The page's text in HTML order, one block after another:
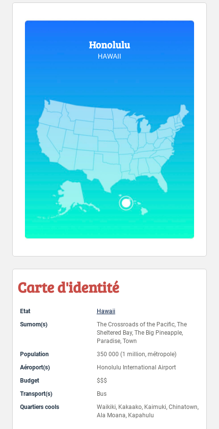
Honolulu
HAWAII
Carte d'identité
Etat
Hawaii
Surnom(s)
The Crossroads of the Pacific, The
Sheltered Bay, The Big Pineapple,
Paradise, Town
Population
350 000 (1 million, métropole)
Aéroport(s)
Honolulu International Airport
Budget
$$$
Transport(s)
Bus
Quartiers cools
Waikiki, Kakaako, Kaimuki, Chinatown,
Ala Moana, Kapahulu